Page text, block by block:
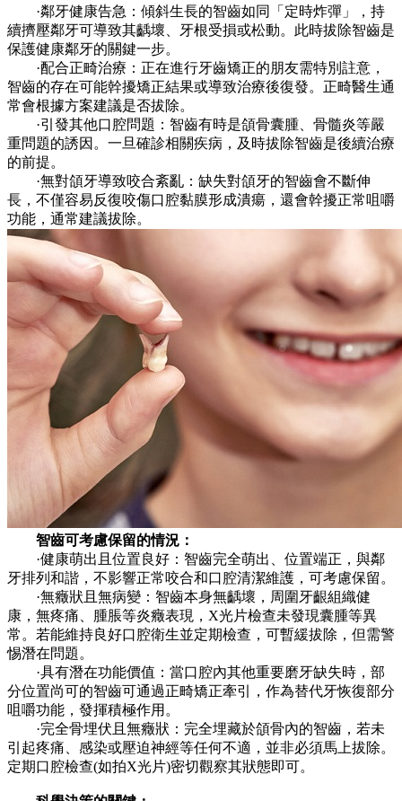
·鄰牙健康告急：傾斜生長的智齒如同「定時炸彈」，持
續擠壓鄰牙可導致其齲壞、牙根受損或松動。此時拔除智齒是
保護健康鄰牙的關鍵一步。
·配合正畸治療：正在進行牙齒矯正的朋友需特別註意，
智齒的存在可能幹擾矯正結果或導致治療後復發。正畸醫生通
常會根據方案建議是否拔除。
·引發其他口腔問題：智齒有時是頜骨囊腫、骨髓炎等嚴
重問題的誘因。一旦確診相關疾病，及時拔除智齒是後續治療
的前提。
·無對頜牙導致咬合紊亂：缺失對頜牙的智齒會不斷伸
長，不僅容易反復咬傷口腔黏膜形成潰瘍，還會幹擾正常咀嚼
功能，通常建議拔除。
智齒可考慮保留的情況：
·健康萌出且位置良好：智齒完全萌出、位置端正，與鄰
牙排列和諧，不影響正常咬合和口腔清潔維護，可考慮保留。
·無癥狀且無病變：智齒本身無齲壞，周圍牙齦組織健
康，無疼痛、腫脹等炎癥表現，X光片檢查未發現囊腫等異
常。若能維持良好口腔衛生並定期檢查，可暫緩拔除，但需警
惕潛在問題。
·具有潛在功能價值：當口腔內其他重要磨牙缺失時，部
分位置尚可的智齒可通過正畸矯正牽引，作為替代牙恢復部分
咀嚼功能，發揮積極作用。
·完全骨埋伏且無癥狀：完全埋藏於頜骨內的智齒，若未
引起疼痛、感染或壓迫神經等任何不適，並非必須馬上拔除。
定期口腔檢查(如拍X光片)密切觀察其狀態即可。